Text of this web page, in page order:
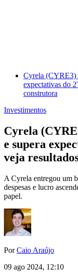
Cyrela (CYRE3)
expectativas do
construtora
Investimentos
Cyrela
e supera
veja
A Cyrela entregou um
despesas e lucro
papel.
PorCaio Araújo
09 ago 2024, 12:10